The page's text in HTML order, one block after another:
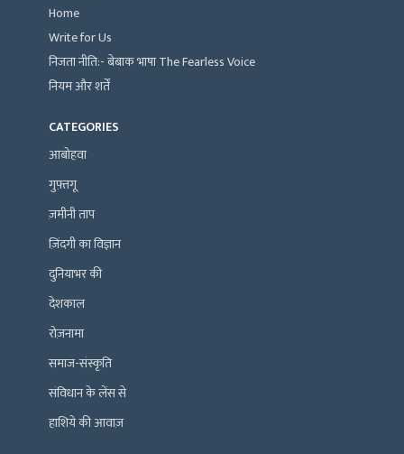
Home
Write for Us
निजता नीति:- बेबाक भाषा The Fearless Voice
नियम और शर्तें
CATEGORIES
आबोहवा
गुफ़्तगू
ज़मीनी ताप
ज़िंदगी का विज्ञान
दुनियाभर की
देशकाल
रोज़नामा
समाज-संस्कृति
संविधान के लेंस से
हाशिये की आवाज़